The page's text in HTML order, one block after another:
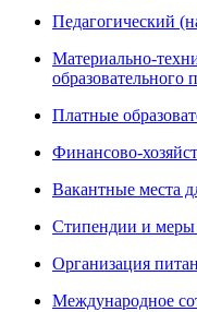
Педагогический
Материально-
образовательного
Платные
Финансово-
Вакантные места
Стипендии и
Организация
Международное